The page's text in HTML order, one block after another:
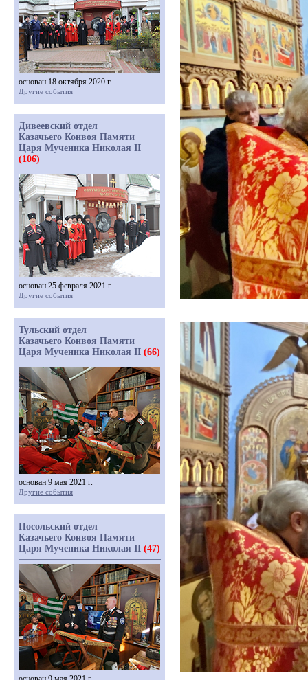
основан 18 октября 2020 г.
Другие события
Дивеевский отдел
Казачьего Конвоя Памяти
Царя Мученика Николая II
(106)
основан 25 февраля 2021 г.
Другие события
Тульский отдел
Казачьего Конвоя Памяти
Царя Мученика Николая II (66)
основан 9 мая 2021 г.
Другие события
Посольский отдел
Казачьего Конвоя Памяти
Царя Мученика Николая II (47)